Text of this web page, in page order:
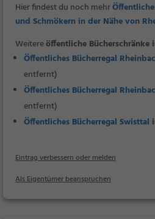
Hier findest du noch mehr
und Schmökern in der Nähe von
Weitereöffentliche Bücherschränke
Öffentliches Bücherregal
entfernt)
Öffentliches Bücherregal
entfernt)
Öffentliches Bücherregal Swisttal
Eintrag verbessern oder melden
Als Eigentümer beanspruchen